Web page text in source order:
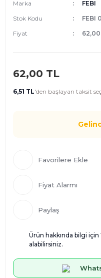
Marka
FEBI
Stok Kodu
FEBI
Fiyat
62,00
62,00 TL
6,51 TL'den başlayan taksit
Fiyat Alarmı
Paylaş
Ürün hakkında bilgi için
alabilirsiniz.